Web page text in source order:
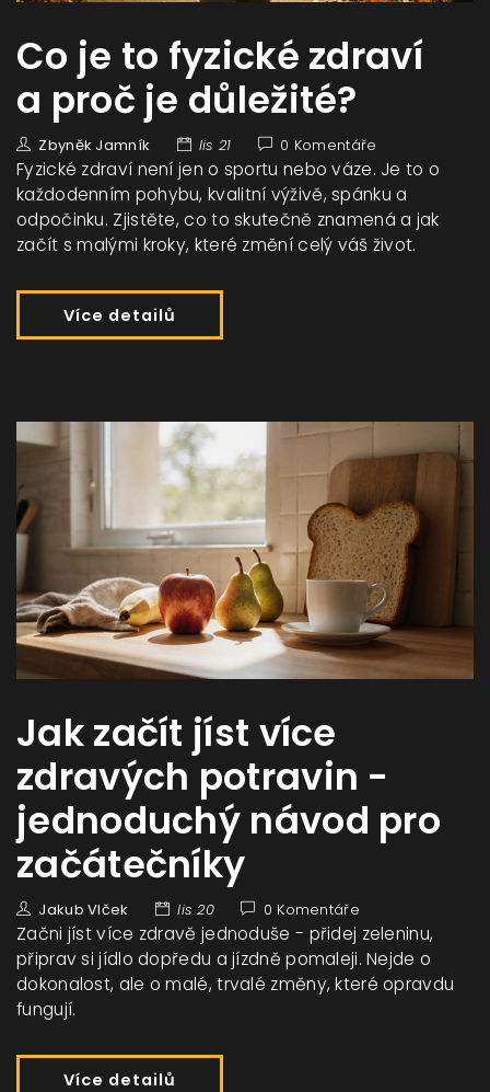
Co je to fyzické zdraví
a proč je důležité?
Zbyněk Jamník lis 21 0 Komentáře
Fyzické zdraví není jen o sportu nebo váze. Je to o
každodenním pohybu, kvalitní výživě, spánku a
odpočinku. Zjistěte, co to skutečně znamená a jak
začít s malými kroky, které změní celý váš život.
Více detailů
Jak začít jíst více
zdravých potravin -
jednoduchý návod pro
začátečníky
Jakub Vlček lis 20 0 Komentáře
Začni jíst více zdravě jednoduše - přidej zeleninu,
připrav si jídlo dopředu a jízdně pomaleji. Nejde o
dokonalost, ale o malé, trvalé změny, které opravdu
fungují.
Více detailů